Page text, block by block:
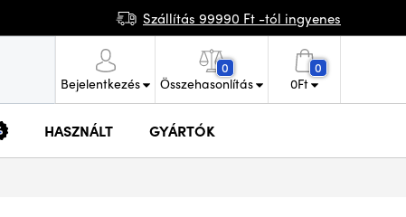
Szállítás 99990 Ft -tól ingyenes
Bejelentkezés
0
Összehasonlítás
0
0Ft
HASZNÁLT GYÁRTÓK